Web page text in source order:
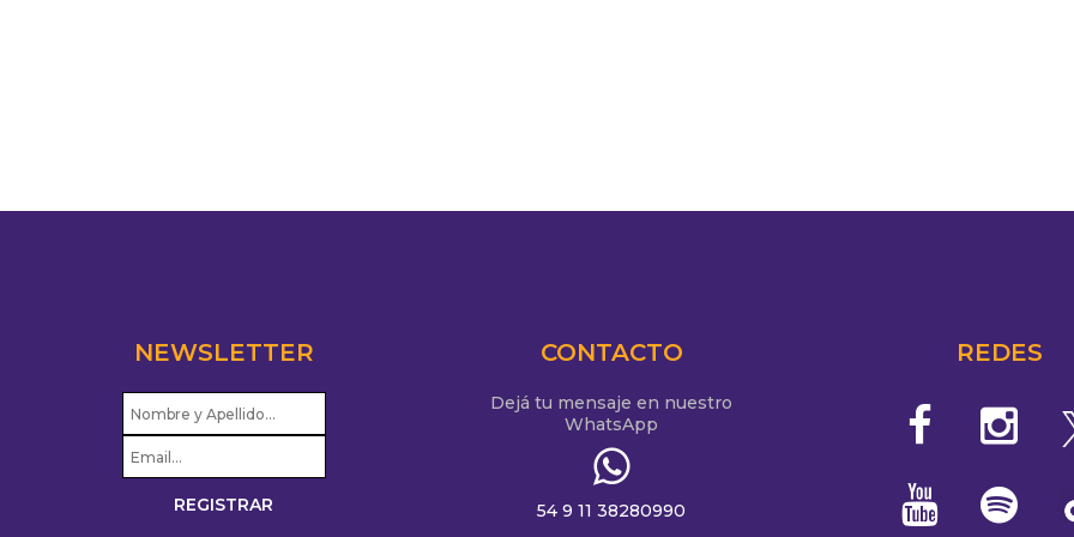
NEWSLETTER CONTACTO
Dejá tu mensaje en nuestro
WhatsApp
54 9 11 38280990
REDES